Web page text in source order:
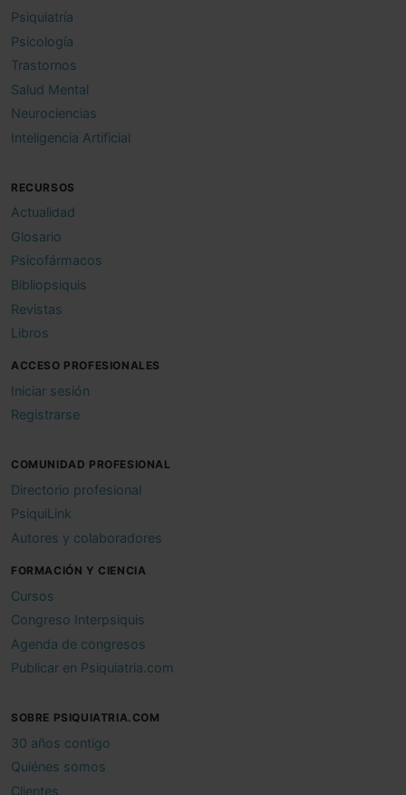
Psiquiatría
Psicología
Trastornos
Salud Mental
Neurociencias
Inteligencia Artificial
RECURSOS
Actualidad
Glosario
Psicofármacos
Bibliopsiquis
Revistas
Libros
ACCESO PROFESIONALES
Iniciar sesión
Registrarse
COMUNIDAD PROFESIONAL
Directorio profesional
PsiquiLink
Autores y colaboradores
FORMACIÓN Y CIENCIA
Cursos
Congreso Interpsiquis
Agenda de congresos
Publicar en Psiquiatria.com
SOBRE PSIQUIATRIA.COM
30 años contigo
Quiénes somos
Clientes